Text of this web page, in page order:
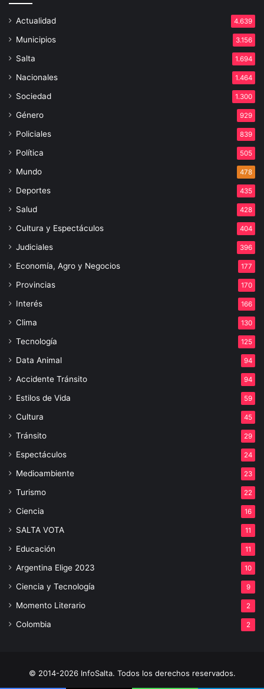
Actualidad 4.639
Municipios 3.156
Salta 1.694
Nacionales 1.464
Sociedad 1.300
Género 929
Policiales 839
Política 505
Mundo 478
Deportes 435
Salud 428
Cultura y Espectáculos 404
Judiciales 396
Economía, Agro y Negocios 177
Provincias 170
Interés 166
Clima 130
Tecnología 125
Data Animal 94
Accidente Tránsito 94
Estilos de Vida 59
Cultura 45
Tránsito 29
Espectáculos 24
Medioambiente 23
Turismo 22
Ciencia 16
SALTA VOTA 11
Educación 11
Argentina Elige 2023 10
Ciencia y Tecnología 9
Momento Literario 2
Colombia 2
© 2014-2026 InfoSalta. Todos los derechos reservados.